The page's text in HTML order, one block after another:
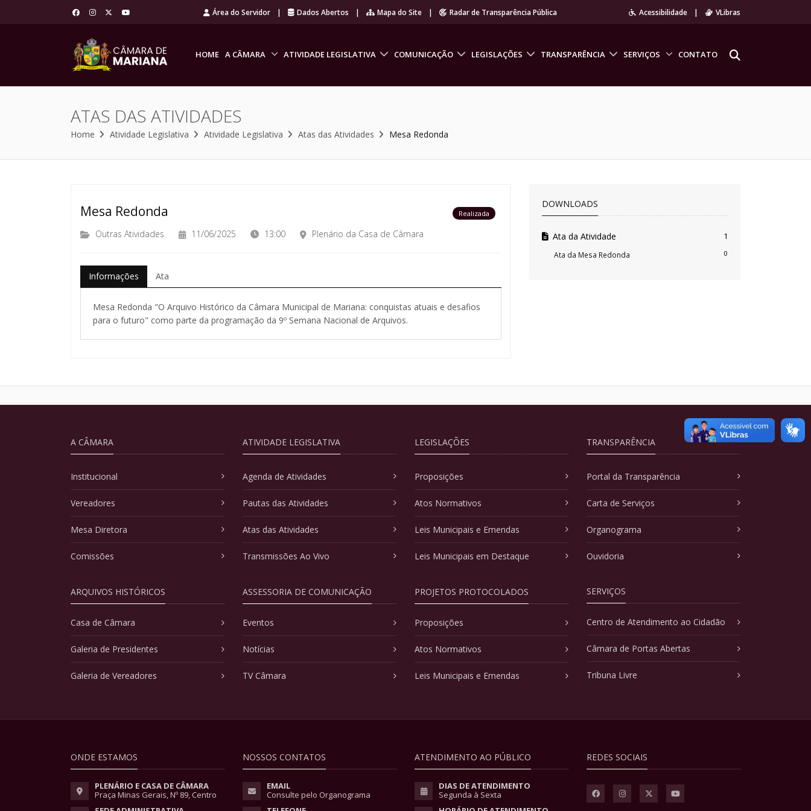
Área do Servidor | Dados Abertos | Mapa do Site | Radar de Transparência Pública Acessibilidade | VLibras
HOME A CÂMARA ATIVIDADE LEGISLATIVA COMUNICAÇÃO LEGISLAÇÕES TRANSPARÊNCIA SERVIÇOS CONTATO
ATAS DAS ATIVIDADES
Home Atividade Legislativa Atividade Legislativa Atas das Atividades Mesa Redonda
Mesa Redonda Realizada
Outras Atividades 11/06/2025 13:00 Plenário da Casa de Câmara
Informações Ata
Mesa Redonda "O Arquivo Histórico da Câmara Municipal de Mariana: conquistas atuais e desafios
para o futuro" como parte da programação da 9º Semana Nacional de Arquivos.
DOWNLOADS
Ata da Atividade 1
Ata da Mesa Redonda 0
A CÂMARA
Institucional
Vereadores
Mesa Diretora
Comissões
ARQUIVOS HISTÓRICOS
Casa de Câmara
Galeria de Presidentes
Galeria de Vereadores
ATIVIDADE LEGISLATIVA
Agenda de Atividades
Pautas das Atividades
Atas das Atividades
Transmissões Ao Vivo
ASSESSORIA DE COMUNICAÇÃO
Eventos
Notícias
TV Câmara
LEGISLAÇÕES
Proposições
Atos Normativos
Leis Municipais e Emendas
Leis Municipais em Destaque
PROJETOS PROTOCOLADOS
Proposições
Atos Normativos
Leis Municipais e Emendas
TRANSPARÊNCIA
Portal da Transparência
Carta de Serviços
Organograma
Ouvidoria
SERVIÇOS
Centro de Atendimento ao Cidadão
Câmara de Portas Abertas
Tribuna Livre
ONDE ESTAMOS
PLENÁRIO E CASA DE CÂMARA
Praça Minas Gerais, Nº 89, Centro
NOSSOS CONTATOS
EMAIL
Consulte pelo Organograma
ATENDIMENTO AO PÚBLICO
DIAS DE ATENDIMENTO
Segunda à Sexta
REDES SOCIAIS